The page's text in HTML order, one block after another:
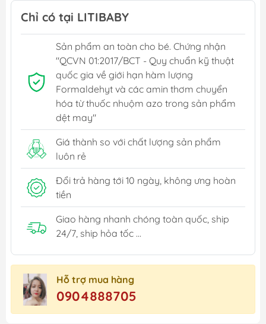
Chỉ có tại LITIBABY
Sản phẩm an toàn cho bé. Chứng nhận
"QCVN 01:2017/BCT - Quy chuẩn kỹ thuật
quốc gia về giới hạn hàm lượng
Formaldehyt và các amin thơm chuyển
hóa từ thuốc nhuộm azo trong sản phẩm
dệt may"
Giá thành so với chất lượng sản phẩm
luôn rẻ
Đổi trả hàng tới 10 ngày, không ưng hoàn
tiền
Giao hàng nhanh chóng toàn quốc, ship
24/7, ship hỏa tốc ...
Hỗ trợ mua hàng
0904888705